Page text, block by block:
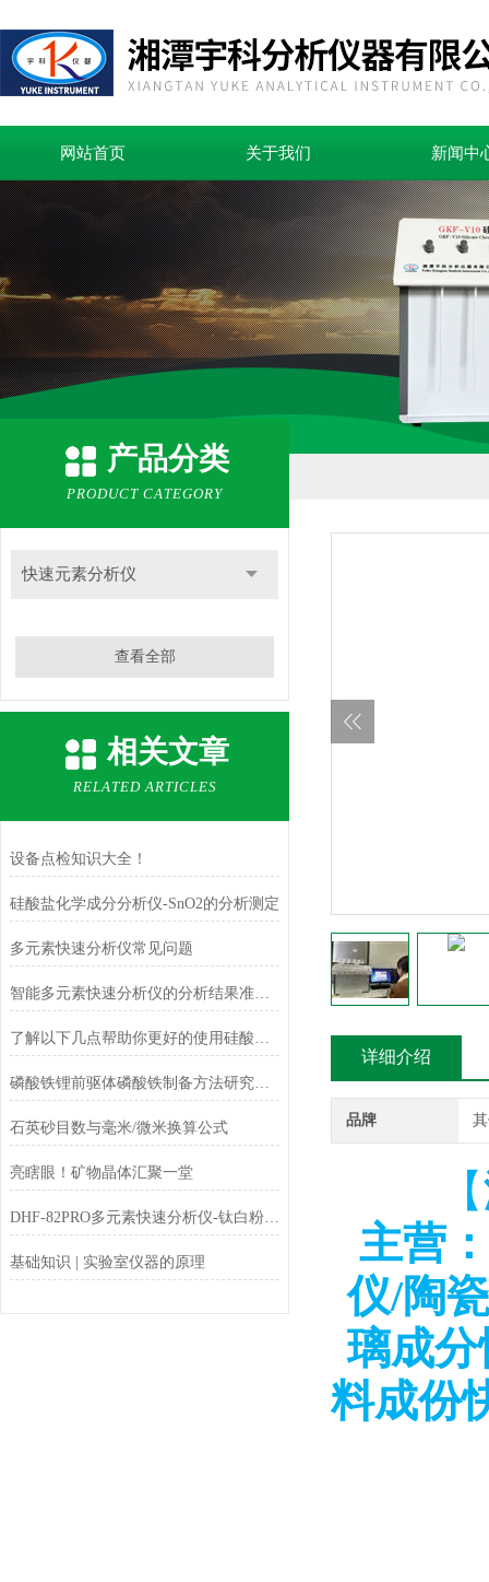
网站首页 关于我们 新闻中
产品分类
PRODUCT CATEGORY
快速元素分析仪
查看全部
相关文章
RELATED ARTICLES
设备点检知识大全！
硅酸盐化学成分分析仪-SnO2的分析测定
多元素快速分析仪常见问题
智能多元素快速分析仪的分析结果准确度如何？
了解以下几点帮助你更好的使用硅酸盐成分分析仪
磷酸铁锂前驱体磷酸铁制备方法研究进展
石英砂目数与毫米/微米换算公式
亮瞎眼！矿物晶体汇聚一堂
DHF-82PRO多元素快速分析仪-钛白粉、金红石中主成份TiO2的测定
基础知识 | 实验室仪器的原理
详细介绍
品牌
【
主营
仪/陶
璃成
料成份